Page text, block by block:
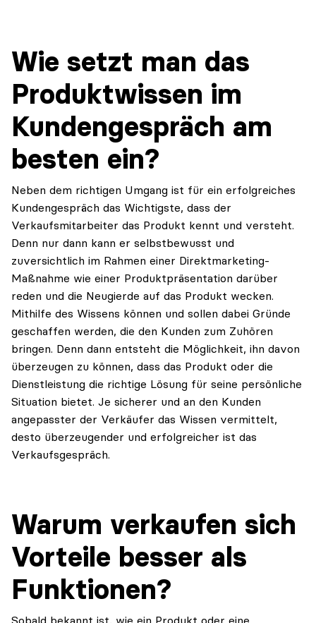
Wie setzt man das
Produktwissen im
Kundengespräch am
besten ein?
Neben dem richtigen Umgang ist für ein erfolgreiches
Kundengespräch das Wichtigste, dass der
Verkaufsmitarbeiter das Produkt kennt und versteht.
Denn nur dann kann er selbstbewusst und
zuversichtlich im Rahmen einer Direktmarketing-
Maßnahme wie einer Produktpräsentation darüber
reden und die Neugierde auf das Produkt wecken.
Mithilfe des Wissens können und sollen dabei Gründe
geschaffen werden, die den Kunden zum Zuhören
bringen. Denn dann entsteht die Möglichkeit, ihn davon
überzeugen zu können, dass das Produkt oder die
Dienstleistung die richtige Lösung für seine persönliche
Situation bietet. Je sicherer und an den Kunden
angepasster der Verkäufer das Wissen vermittelt,
desto überzeugender und erfolgreicher ist das
Verkaufsgespräch.
Warum verkaufen sich
Vorteile besser als
Funktionen?